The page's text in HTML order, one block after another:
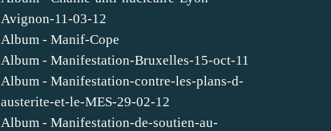
Avignon-11-03-12
Album - Manif-Cope
Album - Manifestation-Bruxelles-15-oct-11
Album - Manifestation-contre-les-plans-d-
austerite-et-le-MES-29-02-12
Album - Manifestation-de-soutien-au-